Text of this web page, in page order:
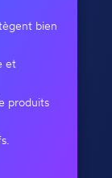
bien
et
produits